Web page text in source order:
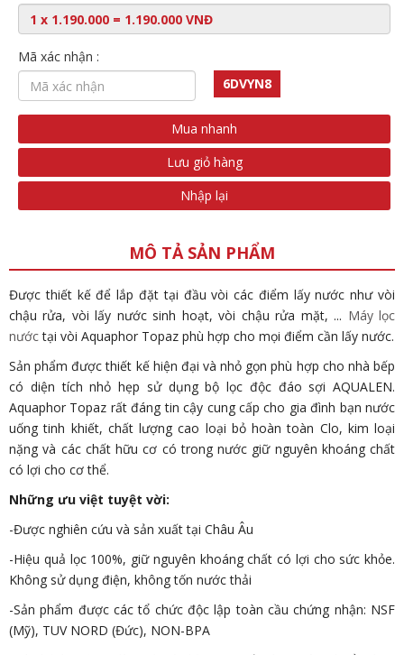
Mã xác nhận :
6DVYN8
Mua nhanh
Lưu giỏ hàng
Nhập lại
MÔ TẢ SẢN PHẨM
Được thiết kế để lắp đặt tại đầu vòi các điểm lấy nước như vòi
chậu rửa, vòi lấy nước sinh hoạt, vòi chậu rửa mặt, ... Máy lọc
nướctại vòi Aquaphor Topaz phù hợp cho mọi điểm cần lấy nước.
Sản phẩm được thiết kế hiện đại và nhỏ gọn phù hợp cho nhà bếp
có diện tích nhỏ hẹp sử dụng bộ lọc độc đáo sợi AQUALEN.
Aquaphor Topaz rất đáng tin cậy cung cấp cho gia đình bạn nước
uống tinh khiết, chất lượng cao loại bỏ hoàn toàn Clo, kim loại
nặng và các chất hữu cơ có trong nước giữ nguyên khoáng chất
có lợi cho cơ thể.
Những ưu việt tuyệt vời:
-Được nghiên cứu và sản xuất tại Châu Âu
-Hiệu quả lọc 100%, giữ nguyên khoáng chất có lợi cho sức khỏe.
Không sử dụng điện, không tốn nước thải
-Sản phẩm được các tổ chức độc lập toàn cầu chứng nhận: NSF
(Mỹ), TUV NORD (Đức), NON-BPA